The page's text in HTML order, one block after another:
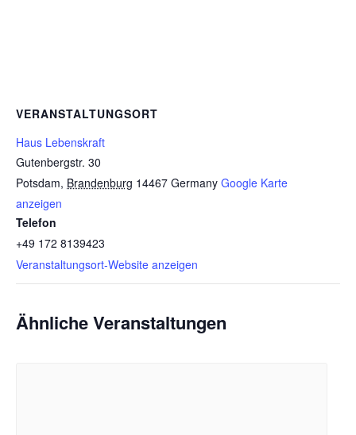
VERANSTALTUNGSORT
Haus Lebenskraft
Gutenbergstr. 30
Potsdam, Brandenburg 14467 Germany Google Karte
anzeigen
Telefon
+49 172 8139423
Veranstaltungsort-Website anzeigen
Ähnliche Veranstaltungen